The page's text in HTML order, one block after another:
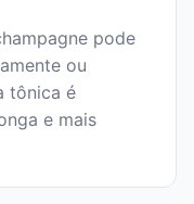
pode
ou
tônica é
e mais